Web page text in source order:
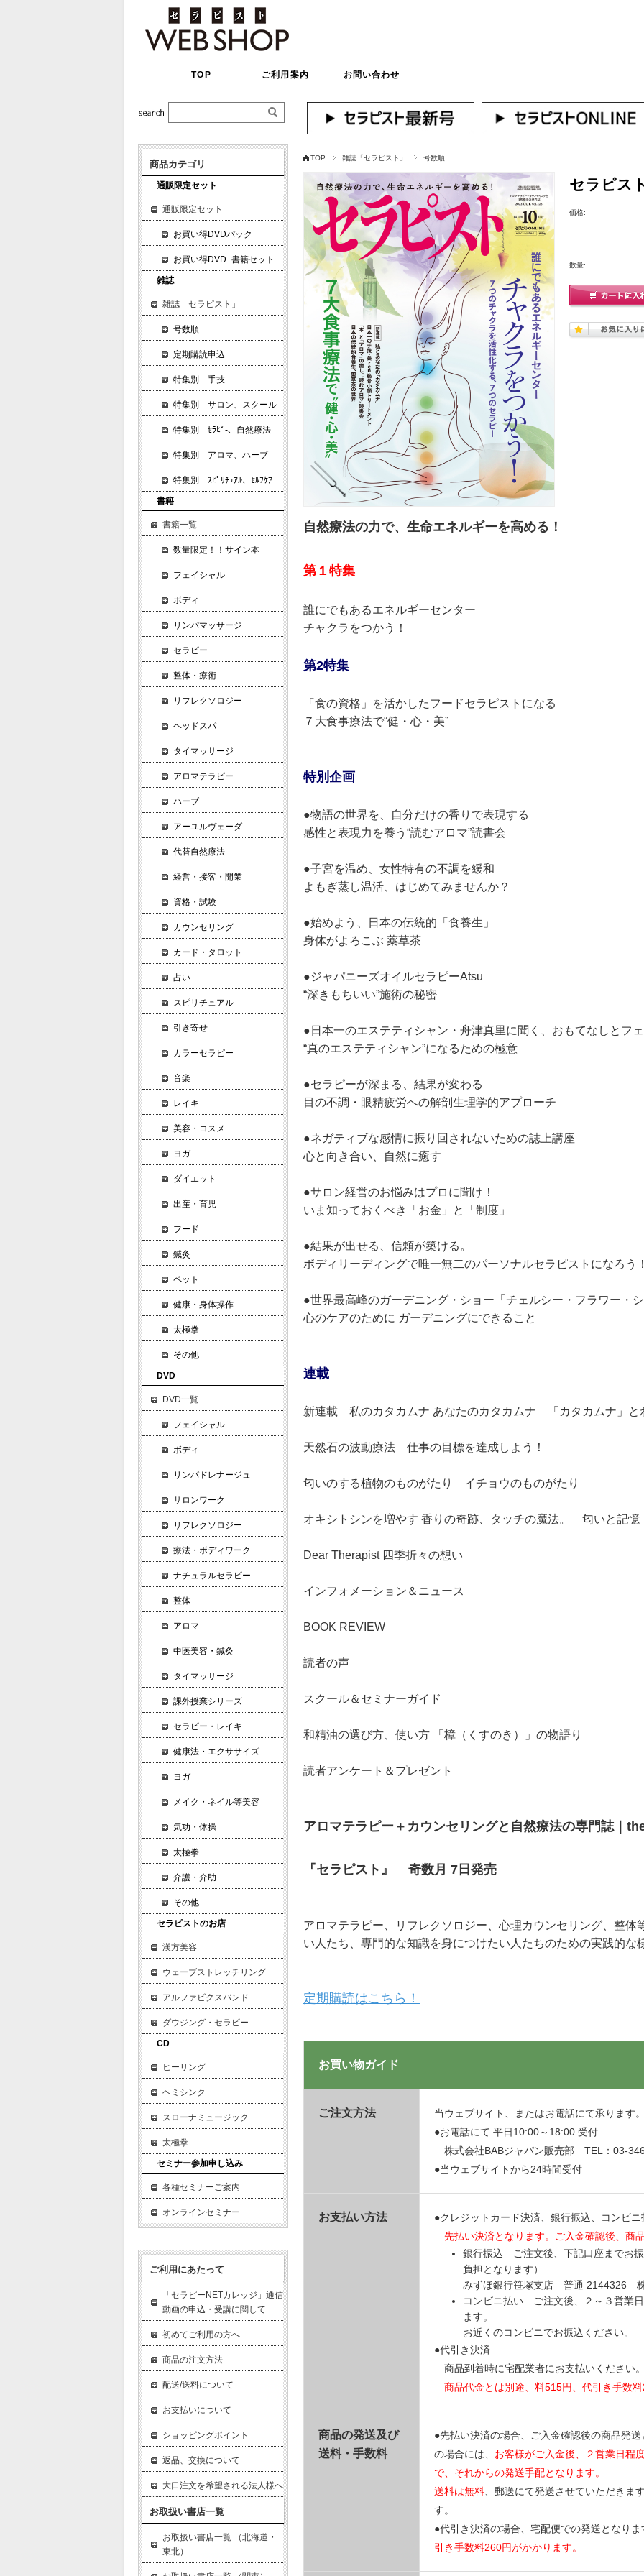
TOP ご利用案内 お問い合わせ
TOP 雑誌「セラピスト」 号数順
セラピス
価格:
数量:
自然療法の力で、生命エネルギーを高める！
第１特集
誰にでもあるエネルギーセンター
チャクラをつかう！
第2特集
「食の資格」を活かしたフードセラピストになる
７大食事療法で“健・心・美”
特別企画
●物語の世界を、自分だけの香りで表現する
感性と表現力を養う“読むアロマ”読書会
●子宮を温め、女性特有の不調を緩和
よもぎ蒸し温活、はじめてみませんか？
●始めよう、日本の伝統的「食養生」
身体がよろこぶ 薬草茶
●ジャパニーズオイルセラピーAtsu
“深きもちいい”施術の秘密
●日本一のエステティシャン・舟津真里に聞く、おもてなしとフ
“真のエステティシャン”になるための極意
●セラピーが深まる、結果が変わる
目の不調・眼精疲労への解剖生理学的アプローチ
●ネガティブな感情に振り回されないための誌上講座
心と向き合い、自然に癒す
●サロン経営のお悩みはプロに聞け！
いま知っておくべき「お金」と「制度」
●結果が出せる、信頼が築ける。
ボディリーディングで唯一無二のパーソナルセラピストになろう！
●世界最高峰のガーデニング・ショー「チェルシー・フラワー・
心のケアのために ガーデニングにできること
連載
新連載 私のカタカムナ あなたのカタカムナ 「カタカムナ」と
天然石の波動療法 仕事の目標を達成しよう！
匂いのする植物のものがたり イチョウのものがたり
オキシトシンを増やす 香りの奇跡、タッチの魔法。 匂いと記憶
Dear Therapist 四季折々の想い
インフォメーション＆ニュース
BOOK REVIEW
読者の声
スクール＆セミナーガイド
和精油の選び方、使い方 「樟（くすのき）」の物語り
読者アンケート＆プレゼント
アロマテラピー＋カウンセリングと自然療法の専門誌｜
『セラピスト』 奇数月 7日発売
アロマテラピー、リフレクソロジー、心理カウンセリング、整体
い人たち、専門的な知識を身につけたい人たちのための実践的な
定期購読はこちら！
お買い物ガイド
ご注文方法
当ウェブサイト、またはお電話にて承ります。
●お電話にて 平日10:00～18:00 受付
株式会社BABジャパン販売部 TEL：03-
●当ウェブサイトから24時間受付
お支払い方法
●クレジットカード決済、銀行振込、コンビ
先払い決済となります。ご入金確認後、商品
銀行振込 ご注文後、下記口座までお
負担となります）
みずほ銀行笹塚支店 普通 2144326
コンビニ払い ご注文後、２～３営業
ます。
お近くのコンビニでお振込ください。
●代引き決済
商品到着時に宅配業者にお支払いください。
商品代金とは別途、料515円、代引き手数料
商品の発送及び
送料・手数料
●先払い決済の場合、ご入金確認後の商品発
の場合には、 お客様がご入金後、２営業日程
で、それからの発送手配となります。
送料は無料 、郵送にて発送させていただきます
す。
●代引き決済の場合、宅配便での発送となりま
引き手数料260円がかかります。
商品カテゴリ
通販限定セット
通販限定セット
お買い得DVDパック
お買い得DVD+書籍セット
雑誌
雑誌「セラピスト」
号数順
定期購読申込
特集別 手技
特集別 サロン、スクール
特集別 ｾﾗﾋﾟ-、自然療法
特集別 アロマ、ハーブ
特集別 ｽﾋﾟﾘﾁｭｱﾙ、ｾﾙﾌｹｱ
書籍
書籍一覧
数量限定！！サイン本
フェイシャル
ボディ
リンパマッサージ
セラピー
整体・療術
リフレクソロジー
ヘッドスパ
タイマッサージ
アロマテラピー
ハーブ
アーユルヴェーダ
代替自然療法
経営・接客・開業
資格・試験
カウンセリング
カード・タロット
占い
スピリチュアル
引き寄せ
カラーセラピー
音楽
レイキ
美容・コスメ
ヨガ
ダイエット
出産・育児
フード
鍼灸
ペット
健康・身体操作
太極拳
その他
DVD
DVD一覧
フェイシャル
ボディ
リンパドレナージュ
サロンワーク
リフレクソロジー
療法・ボディワーク
ナチュラルセラピー
整体
アロマ
中医美容・鍼灸
タイマッサージ
課外授業シリーズ
セラピー・レイキ
健康法・エクササイズ
ヨガ
メイク・ネイル等美容
気功・体操
太極拳
介護・介助
その他
セラピストのお店
漢方美容
ウェーブストレッチリング
アルファビクスバンド
ダウジング・セラピー
CD
ヒーリング
ヘミシンク
スローナミュージック
太極拳
セミナー参加申し込み
各種セミナーご案内
オンラインセミナー
ご利用にあたって
「セラピーNETカレッジ」通信
動画の申込・受講に関して
初めてご利用の方へ
商品の注文方法
配送/送料について
お支払いについて
ショッピングポイント
返品、交換について
大口注文を希望される法人様へ
お取扱い書店一覧
お取扱い書店一覧 （北海道・
東北）